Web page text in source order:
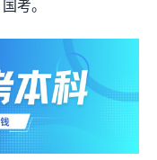
考。